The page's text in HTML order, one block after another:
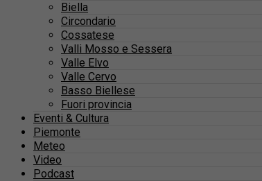
Biella
Circondario
Cossatese
Valli Mosso e Sessera
Valle Elvo
Valle Cervo
Basso Biellese
Fuori provincia
Eventi & Cultura
Piemonte
Meteo
Video
Podcast